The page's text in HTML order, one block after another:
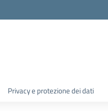
Privacy e protezione dei dati